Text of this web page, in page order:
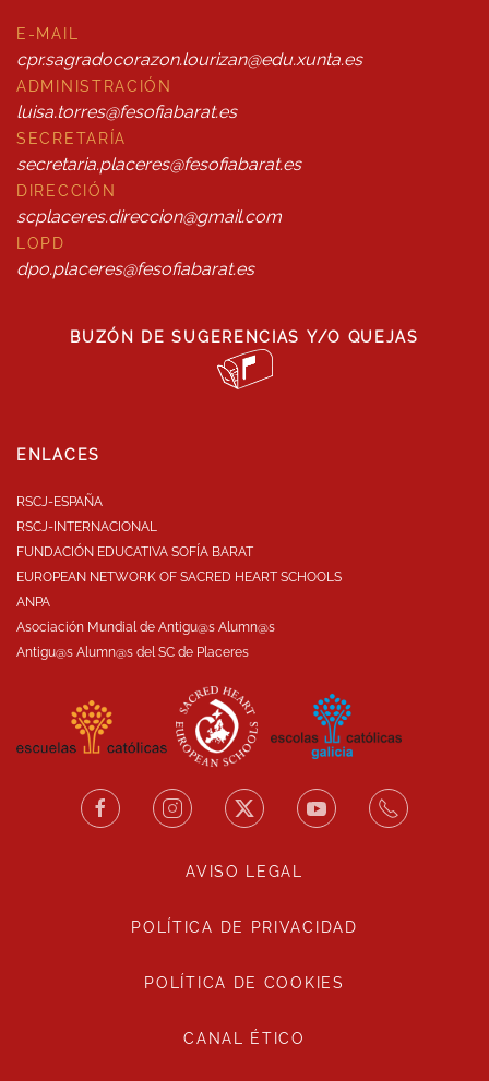
E-MAIL
cpr.sagradocorazon.lourizan@edu.xunta.es
ADMINISTRACIÓN
luisa.torres@fesofiabarat.es
SECRETARÍA
secretaria.placeres@fesofiabarat.es
DIRECCIÓN
scplaceres.direccion@gmail.com
LOPD
dpo.placeres@fesofiabarat.es
BUZÓN DE SUGERENCIAS Y/O QUEJAS
ENLACES
RSCJ-ESPAÑA
RSCJ-INTERNACIONAL
FUNDACIÓN EDUCATIVA SOFÍA BARAT
EUROPEAN NETWORK OF SACRED HEART SCHOOLS
ANPA
Asociación Mundial de Antigu@s Alumn@s
Antigu@s Alumn@s del SC de Placeres
AVISO LEGAL
POLÍTICA DE PRIVACIDAD
POLÍTICA DE COOKIES
CANAL ÉTICO